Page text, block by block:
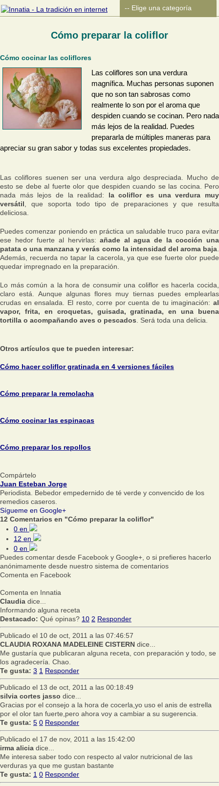
Cómo preparar la coliflor
Cómo cocinar las coliflores
Las coliflores son una verdura
magnífica. Muchas personas suponen
que no son tan sabrosas como
realmente lo son por el aroma que
despiden cuando se cocinan. Pero nada
más lejos de la realidad. Puedes
prepararla de múltiples maneras para
apreciar su gran sabor y todas sus excelentes propiedades.
Las coliflores suenen ser una verdura algo despreciada. Mucho de
esto se debe al fuerte olor que despiden cuando se las cocina. Pero
nada más lejos de la realidad: la coliflor es una verdura muy
versátil , que soporta todo tipo de preparaciones y que resulta
deliciosa.
Puedes comenzar poniendo en práctica un saludable truco para evitar
ese hedor fuerte al hervirlas:añade al agua de la cocción una
patata o una manzana y verás como la intensidad del aroma baja
Además, recuerda no tapar la cacerola, ya que ese fuerte olor puede
quedar impregnado en la preparación.
Lo más común a la hora de consumir una coliflor es hacerla cocida,
claro está. Aunque algunas flores muy tiernas puedes emplearlas
crudas en ensalada. El resto, corre por cuenta de tu imaginación: al
vapor, frita, en croquetas, guisada, gratinada, en una buena
tortilla o acompañando aves o pescados . Será toda una delicia.
Otros artículos que te pueden interesar:
Cómo hacer coliflor gratinada en 4 versiones fáciles
Cómo preparar la remolacha
Cómo cocinar las espinacas
Cómo preparar los repollos
Compártelo
Juan Esteban Jorge
Periodista. Bebedor empedernido de té verde y convencido de los
remedios caseros.
Sígueme en Google+
12 Comentarios en "Cómo preparar la coliflor"
0 en
12 en
0 en
Puedes comentar desde Facebook y Google+, o si prefieres hacerlo
anónimamente desde nuestro sistema de comentarios
Comenta en Facebook
Comenta en Innatia
Claudia dice...
Informando alguna receta
Destacado: Qué opinas? 10 2 Responder
Publicado el 10 de oct, 2011 a las 07:46:57
CLAUDIA ROXANA MADELEINE CISTERN dice...
Me gustaría que publicaran alguna receta, con preparación y todo, se
los agradecería. Chao.
Te gusta: 3 1 Responder
Publicado el 13 de oct, 2011 a las 00:18:49
silvia cortes jasso dice...
Gracias por el consejo a la hora de cocerla,yo uso el anis de estrella
por el olor tan fuerte,pero ahora voy a cambiar a su sugerencia.
Te gusta: 5 0 Responder
Publicado el 17 de nov, 2011 a las 15:42:00
irma alicia dice...
Me interesa saber todo con respecto al valor nutricional de las
verduras ya que me gustan bastante
Te gusta: 1 0 Responder